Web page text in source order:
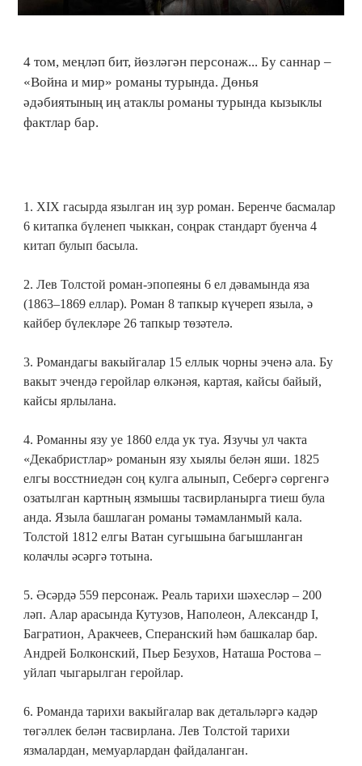
4 том, меңләп бит, йөзләгән персонаж... Бу саннар –
«Война и мир» романы турында. Дөнья
әдәбиятының иң атаклы романы турында кызыклы
фактлар бар.
1. ХIX гасырда язылган иң зур роман. Беренче басмалар
6 китапка бүленеп чыккан, соңрак стандарт буенча 4
китап булып басыла.
2. Лев Толстой роман-эпопеяны 6 ел дәвамында яза
(1863–1869 еллар). Роман 8 тапкыр күчереп языла, ә
кайбер бүлекләре 26 тапкыр төзәтелә.
3. Романдагы вакыйгалар 15 еллык чорны эченә ала. Бу
вакыт эчендә геройлар өлкәнәя, картая, кайсы байый,
кайсы ярлылана.
4. Романны язу уе 1860 елда ук туа. Язучы ул чакта
«Декабристлар» романын язу хыялы белән яши. 1825
елгы восстниедән соң кулга алынып, Себергә сөргенгә
озатылган картның язмышы тасвирланырга тиеш була
анда. Языла башлаган романы тәмамланмый кала.
Толстой 1812 елгы Ватан сугышына багышланган
колачлы әсәргә тотына.
5. Әсәрдә 559 персонаж. Реаль тарихи шәхесләр – 200
ләп. Алар арасында Кутузов, Наполеон, Александр I,
Багратион, Аракчеев, Сперанский һәм башкалар бар.
Андрей Болконский, Пьер Безухов, Наташа Ростова –
уйлап чыгарылган геройлар.
6. Романда тарихи вакыйгалар вак детальләргә кадәр
төгәллек белән тасвирлана. Лев Толстой тарихи
язмалардан, мемуарлардан файдаланган.